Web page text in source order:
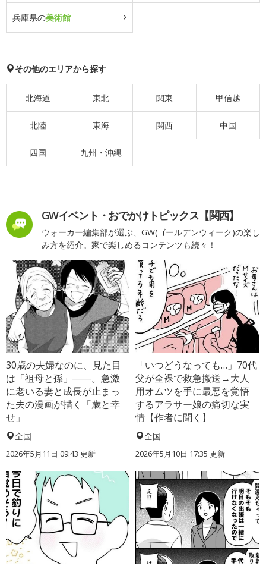
兵庫県の美術館
その他のエリアから探す
北海道 東北 関東 甲信越
北陸 東海 関西 中国
四国 九州・沖縄
GWイベント・おでかけトピックス【関西】
ウォーカー編集部が選ぶ、GW(ゴールデンウィーク)の楽し
み方を紹介。家で楽しめるコンテンツも続々！
30歳の夫婦なのに、見た目
は「祖母と孫」――。急激
に老いる妻と成長が止まっ
た夫の漫画が描く「歳と幸
せ」
全国
2026年5月11日 09:43 更新
「いつどうなっても…」70代
父が全裸で救急搬送→大人
用オムツを手に最悪を覚悟
するアラサー娘の痛切な実
情【作者に聞く】
全国
2026年5月10日 17:35 更新